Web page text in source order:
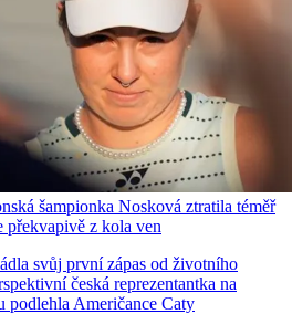
šampionka Nosková ztratila téměř
překvapivě z kola ven
svůj první zápas od životního
česká reprezentantka na
Američance Caty